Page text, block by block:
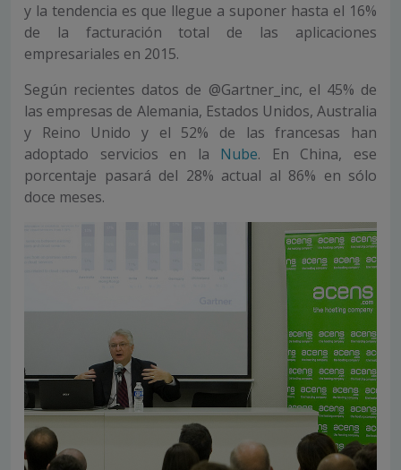
y la tendencia es que llegue a suponer hasta el 16%
de la facturación total de las aplicaciones
empresariales en 2015.
Según recientes datos de @Gartner_inc, el 45% de
las empresas de Alemania, Estados Unidos, Australia
y Reino Unido y el 52% de las francesas han
adoptado servicios en la Nube. En China, ese
porcentaje pasará del 28% actual al 86% en sólo
doce meses.